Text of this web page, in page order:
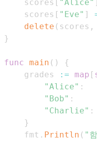
    scores
[ "Alice" ]
    scores
[ "Eve" ]
delete ( scores ,
}
func main ( )
{
    grades
:= map [
"Alice" :
"Bob" :
"Charlie" :
}
    fmt
. Println ( "